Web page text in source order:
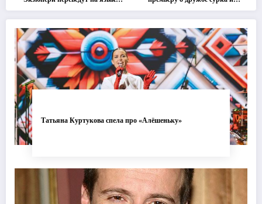
современной хореографии
одуванчика
Татьяна Куртукова спела про «Алёшеньку»